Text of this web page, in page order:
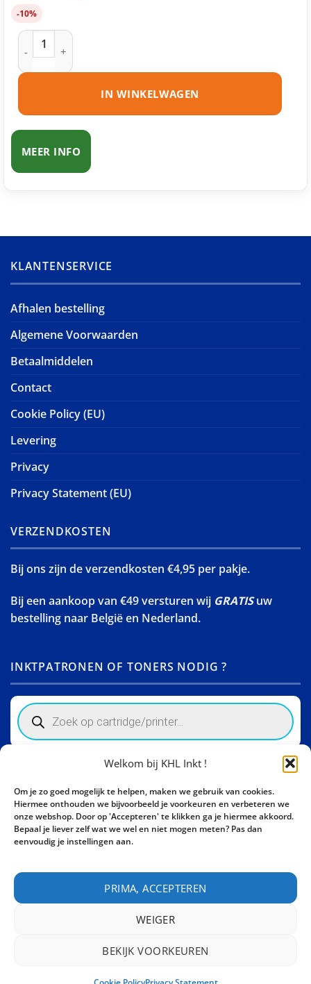
Welkom bij KHL Inkt !
Om je zo goed mogelijk te helpen, maken we gebruik van cookies.
Hiermee onthouden we bijvoorbeeld je voorkeuren en verbeteren we
onze webshop. Door op 'Accepteren' te klikken ga je hiermee akkoord.
Bepaal je liever zelf wat we wel en niet mogen meten? Pas dan
eenvoudig je instellingen aan.
PRIMA, ACCEPTEREN
WEIGER
BEKIJK VOORKEUREN
-10%
Brother TN-3480 toner zwart huismerk aantal
IN WINKELWAGEN
MEER INFO
KLANTENSERVICE
Afhalen bestelling
Algemene Voorwaarden
Betaalmiddelen
Contact
Cookie Policy (EU)
Levering
Privacy
Privacy Statement (EU)
VERZENDKOSTEN
Bij ons zijn de verzendkosten €4,95 per pakje.
Bij een aankoop van €49 versturen wij GRATISuw
bestelling naar België en Nederland.
INKTPATRONEN OF TONERS NODIG ?
Products
search
Activity Invest BV - KHL, Kempische Steenweg 274
3500 Hasselt - België BE0862447190
Bel ons nu:+32 11 261499